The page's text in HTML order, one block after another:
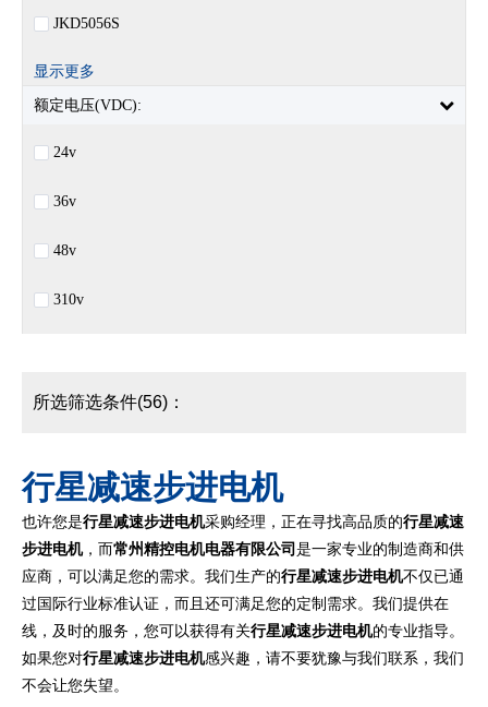
JKD5056S
显示更多
额定电压(VDC):
24v
36v
48v
310v
所选筛选条件(56)：
行星减速步进电机
也许您是行星减速步进电机采购经理，正在寻找高品质的行星减速
步进电机，而常州精控电机电器有限公司 是一家专业的制造商和供
应商，可以满足您的需求。我们生产的行星减速步进电机不仅已通
过国际行业标准认证，而且还可满足您的定制需求。我们提供在
线，及时的服务，您可以获得有关行星减速步进电机的专业指导。
如果您对行星减速步进电机感兴趣，请不要犹豫与我们联系，我们
不会让您失望。